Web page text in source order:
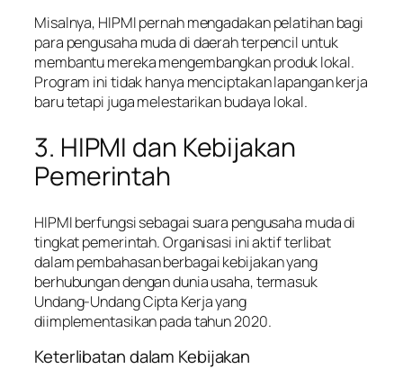
Misalnya, HIPMI pernah mengadakan pelatihan bagi
para pengusaha muda di daerah terpencil untuk
membantu mereka mengembangkan produk lokal.
Program ini tidak hanya menciptakan lapangan kerja
baru tetapi juga melestarikan budaya lokal.
3. HIPMI dan Kebijakan
Pemerintah
HIPMI berfungsi sebagai suara pengusaha muda di
tingkat pemerintah. Organisasi ini aktif terlibat
dalam pembahasan berbagai kebijakan yang
berhubungan dengan dunia usaha, termasuk
Undang-Undang Cipta Kerja yang
diimplementasikan pada tahun 2020.
Keterlibatan dalam Kebijakan